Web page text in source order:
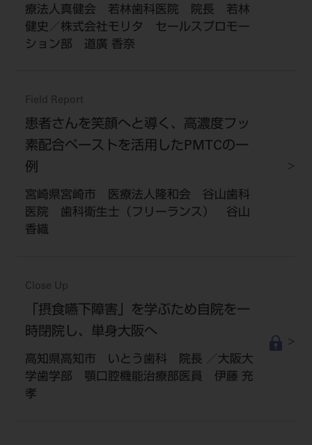
療法人真健会 若林歯科医院 院長 若林
健史／株式会社モリタ セールスプロモー
ション部 道廣 香奈
Field Report
患者さんを笑顔へと導く、高濃度フッ
素配合ペーストを活用したPMTCの一
例
宮崎県宮崎市 医療法人隆和会 谷山歯科
医院 歯科衛生士（フリーランス） 谷山
香織
Close Up
「摂食嚥下障害」を学ぶため自院を一
時閉院し、単身大阪へ
高知県高知市 いとう歯科 院長 ／大阪大
学歯学部 顎口腔機能治療部医員 伊藤 充
孝